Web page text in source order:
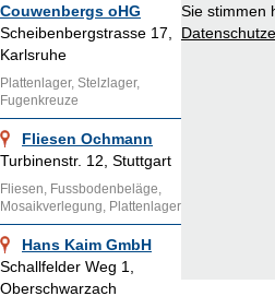
Couwenbergs oHG
Scheibenbergstrasse 17,
Karlsruhe
Plattenlager, Stelzlager,
Fugenkreuze
Fliesen Ochmann
Turbinenstr. 12, Stuttgart
Fliesen, Fussbodenbeläge,
Mosaikverlegung, Plattenlager
Hans Kaim GmbH
Schallfelder Weg 1,
Oberschwarzach
Sie stimmen